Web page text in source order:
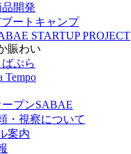
開発
ートキャンプ
STARTUP PROJECT
賑わい
ばぷら
Tempo
ープンSABAE
・視察について
案内